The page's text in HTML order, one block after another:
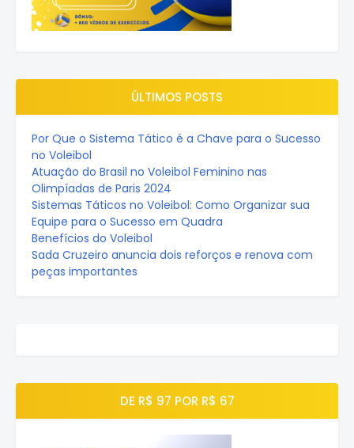
ÚLTIMOS POSTS
Por Que o Sistema Tático é a Chave para o Sucesso
no Voleibol
Atuação do Brasil no Voleibol Feminino nas
Olimpíadas de Paris 2024
Sistemas Táticos no Voleibol: Como Organizar sua
Equipe para o Sucesso em Quadra
Benefícios do Voleibol
Sada Cruzeiro anuncia dois reforços e renova com
peças importantes
DE R$ 97 POR R$ 67